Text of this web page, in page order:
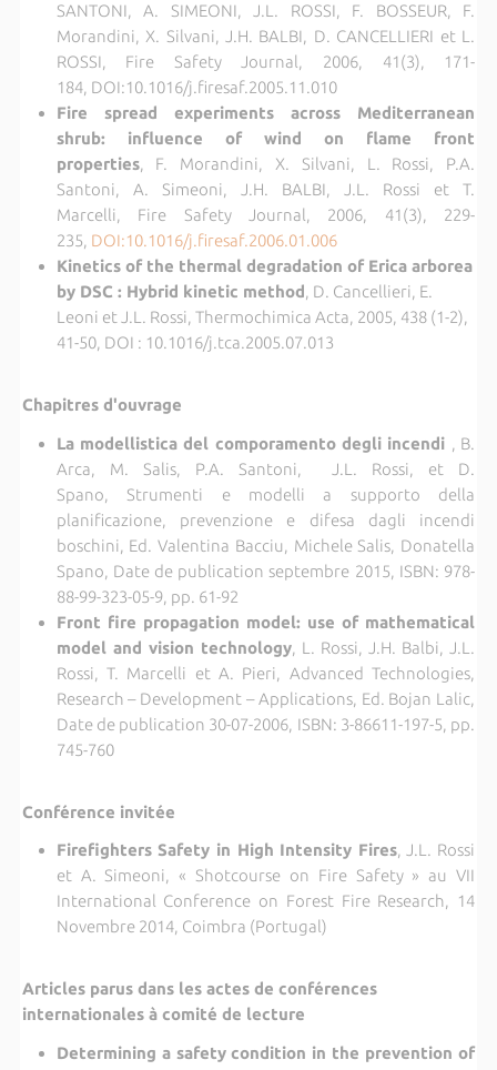
SANTONI, A. SIMEONI, J.L. ROSSI, F. BOSSEUR, F.
Morandini, X. Silvani, J.H. BALBI, D. CANCELLIERI et L.
ROSSI, Fire Safety Journal, 2006, 41(3), 171-
184, DOI:10.1016/j.firesaf.2005.11.010
Fire spread experiments across Mediterranean
shrub: influence of wind on flame front
properties, F. Morandini, X. Silvani, L. Rossi, P.A.
Santoni, A. Simeoni, J.H. BALBI, J.L. Rossi et T.
Marcelli, Fire Safety Journal, 2006, 41(3), 229-
235, DOI:10.1016/j.firesaf.2006.01.006
Kinetics of the thermal degradation of Erica arborea
by DSC : Hybrid kinetic method, D. Cancellieri, E.
Leoni et J.L. Rossi, Thermochimica Acta, 2005, 438 (1-2),
41-50, DOI : 10.1016/j.tca.2005.07.013
Chapitres d'ouvrage
La modellistica del comporamento degli incendi , B.
Arca, M. Salis, P.A. Santoni, J.L. Rossi, et D.
Spano, Strumenti e modelli a supporto della
planificazione, prevenzione e difesa dagli incendi
boschini, Ed. Valentina Bacciu, Michele Salis, Donatella
Spano, Date de publication septembre 2015, ISBN: 978-
88-99-323-05-9, pp. 61-92
Front fire propagation model: use of mathematical
model and vision technology, L. Rossi, J.H. Balbi, J.L.
Rossi, T. Marcelli et A. Pieri, Advanced Technologies,
Research – Development – Applications, Ed. Bojan Lalic,
Date de publication 30-07-2006, ISBN: 3-86611-197-5, pp.
745-760
Conférence invitée
Firefighters Safety in High Intensity Fires, J.L. Rossi
et A. Simeoni, « Shotcourse on Fire Safety » au VII
International Conference on Forest Fire Research, 14
Novembre 2014, Coimbra (Portugal)
Articles parus dans les actes de conférences
internationales à comité de lecture
Determining a safety condition in the prevention of